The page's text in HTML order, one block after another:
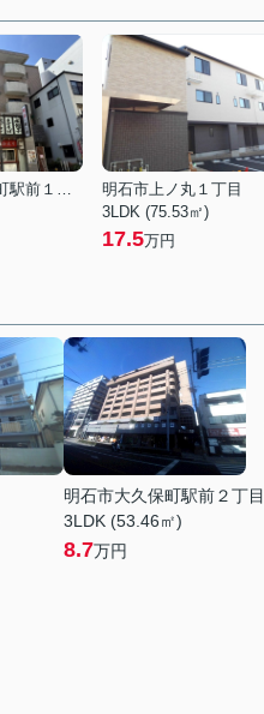
明石市大久保町駅前１丁目
明石市上ノ丸１丁目
3LDK (75.53㎡)
17.5万円
明石市大久保町駅前２丁目
3LDK (53.46㎡)
8.7万円